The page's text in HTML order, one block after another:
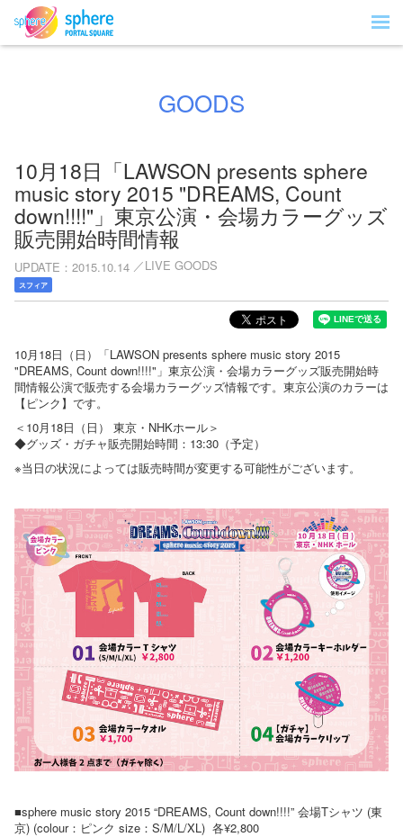
GOODS
10月18日「LAWSON presents sphere
music story 2015 "DREAMS, Count
down!!!!"」東京公演・会場カラーグッズ
販売開始時間情報
UPDATE 2015.10.14 LIVE GOODS
スフィア
10月18日（日）「LAWSON presents sphere music story 2015
"DREAMS, Count down!!!!"」東京公演・会場カラーグッズ販売開始時
間情報公演で販売する会場カラーグッズ情報です。東京公演のカラーは
【ピンク】です。
＜10月18日（日） 東京・NHKホール＞
◆グッズ・ガチャ販売開始時間：13:30（予定）
※当日の状況によっては販売時間が変更する可能性がございます。
■sphere music story 2015 “DREAMS, Count down!!!!” 会場Tシャツ (東
京) (colour：ピンク size：S/M/L/XL) 各¥2,800